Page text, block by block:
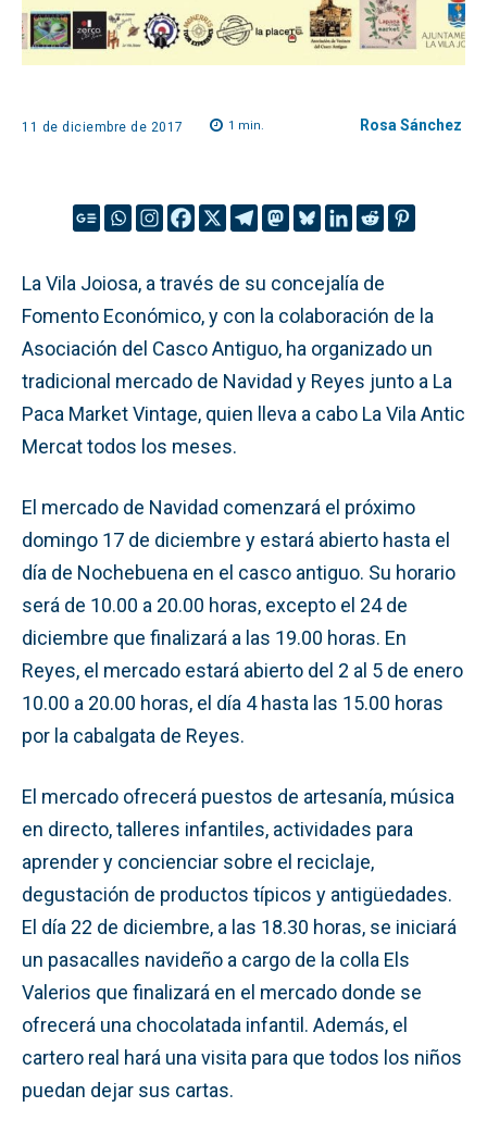
11 de diciembre de 2017 1 min. Rosa Sánchez
La Vila Joiosa, a través de su concejalía de
Fomento Económico, y con la colaboración de la
Asociación del Casco Antiguo, ha organizado un
tradicional mercado de Navidad y Reyes junto a La
Paca Market Vintage, quien lleva a cabo La Vila Antic
Mercat todos los meses.
El mercado de Navidad comenzará el próximo
domingo 17 de diciembre y estará abierto hasta el
día de Nochebuena en el casco antiguo. Su horario
será de 10.00 a 20.00 horas, excepto el 24 de
diciembre que finalizará a las 19.00 horas. En
Reyes, el mercado estará abierto del 2 al 5 de enero
10.00 a 20.00 horas, el día 4 hasta las 15.00 horas
por la cabalgata de Reyes.
El mercado ofrecerá puestos de artesanía, música
en directo, talleres infantiles, actividades para
aprender y concienciar sobre el reciclaje,
degustación de productos típicos y antigüedades.
El día 22 de diciembre, a las 18.30 horas, se iniciará
un pasacalles navideño a cargo de la colla Els
Valerios que finalizará en el mercado donde se
ofrecerá una chocolatada infantil. Además, el
cartero real hará una visita para que todos los niños
puedan dejar sus cartas.